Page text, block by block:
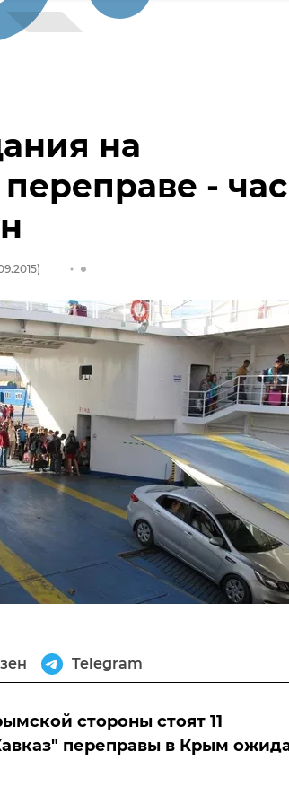
на
-
Telegram
стороны стоят 11
переправы в Крым